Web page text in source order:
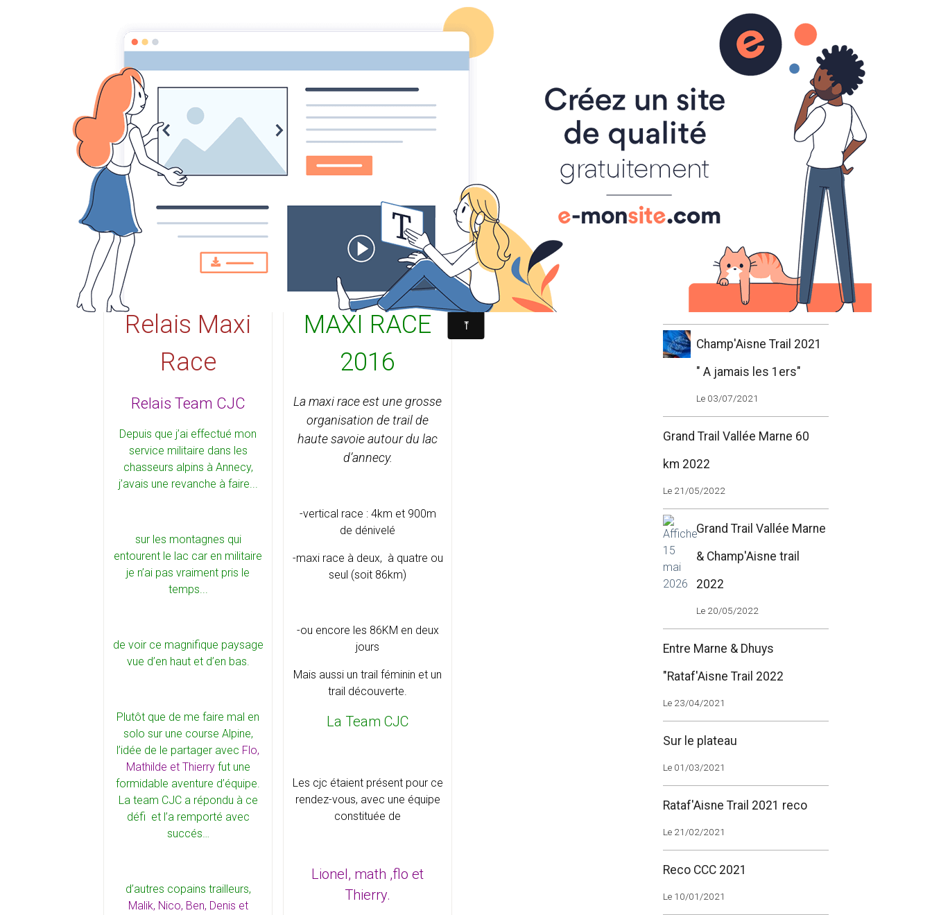
GRAND TRAIL VALLÉE MARNE 0
maxi race
Dans
Maxi Race, relais, photos,
résultats 2016
Le 03/06/2016
Relais Maxi
Race
Relais Team CJC
Depuis que j’ai effectué mon
service militaire dans les
chasseurs alpins à Annecy,
j’avais une revanche à faire...
sur les montagnes qui
entourent le lac car en militaire
je n’ai pas vraiment pris le
temps...
de voir ce magnifique paysage
vue d’en haut et d’en bas.
Plutôt que de me faire mal en
solo sur une course Alpine,
l’idée de le partager avec Flo,
Mathilde et Thierryfut une
formidable aventure d’équipe.
La team CJC a répondu à ce
défi et l’a remporté avec
succés…
d’autres copains trailleurs,
Malik, Nico, Ben, Denis et
Maxi Race 2016 photos &
Le 02/06/2016
MAXI RACE
2016
La maxi race est une grosse
organisation de trail de
haute savoie autour du lac
d’annecy.
-vertical race : 4km et 900m
de dénivelé
-maxi race à deux, à quatre ou
seul (soit 86km)
-ou encore les 86KM en deux
jours
Mais aussi un trail féminin et un
trail découverte.
La Team CJC
Les cjc étaient présent pour ce
rendez-vous, avec une équipe
constituée de
Lionel, math ,flo et
Thierry.
Derniers billets
Vidéo Champ'Aisne Trail 2021
2021...Jusqu'à l'os
La bidoche et le dossard
Champ'Aisne Trail 2021
" A jamais les 1ers"
Le 03/07/2021
Grand Trail Vallée Marne 60
km 2022
Le 21/05/2022
Grand Trail Vallée Marne
& Champ'Aisne trail
2022
Le 20/05/2022
Entre Marne & Dhuys
"Rataf'Aisne Trail 2022
Le 23/04/2021
Sur le plateau
Le 01/03/2021
Rataf'Aisne Trail 2021 reco
Le 21/02/2021
Reco CCC 2021
Le 10/01/2021